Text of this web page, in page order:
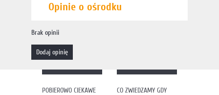
Opinie o ośrodku
Brak opinii
dodaj opinię
POBIEROWO CIEKAWE
CO ZWIEDZAMY GDY